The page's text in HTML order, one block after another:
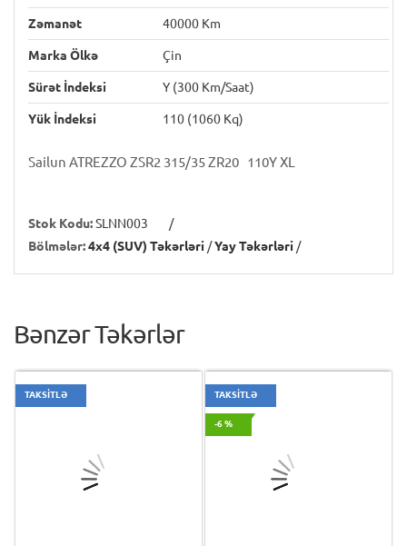
Zəmanət 40000 Km
Marka Ölkə Çin
Sürət İndeksi Y (300 Km/saat)
Yük İndeksi 110 (1060 Kq)
Sailun ATREZZO ZSR2 315/35 ZR20 110Y XL
Stok Kodu:SLNN003
/
Bölmələr:4x4 (SUV) Təkərləri /Yay Təkərləri /
Bənzər Təkərlər
TAKSİTLƏ TAKSİTLƏ
-6 %